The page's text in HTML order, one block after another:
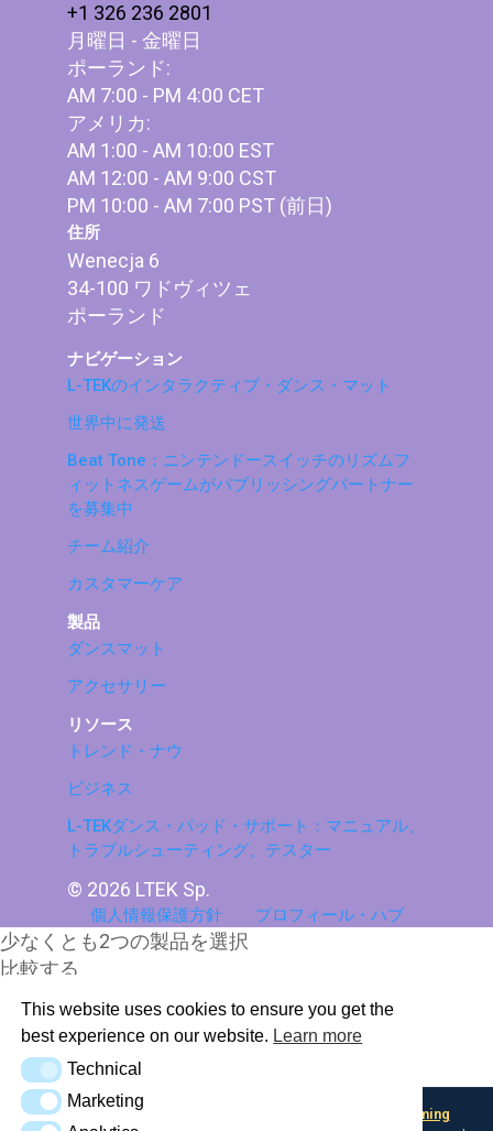
This website uses cookies to ensure you get the
best experience on our website. Learn more
Technical
Technical
Marketing
Marketing
+1 326 236 2801
月曜日 - 金曜日
ポーランド:
AM 7:00 - PM 4:00 CET
アメリカ:
AM 1:00 - AM 10:00 EST
AM 12:00 - AM 9:00 CST
PM 10:00 - AM 7:00 PST (前日)
住所
Wenecja 6
34-100 ワドヴィツェ
ポーランド
ナビゲーション
L-TEKのインタラクティブ・ダンス・マット
世界中に発送
Beat Tone：ニンテンドースイッチのリズムフ
ィットネスゲームがパブリッシングパートナー
を募集中
チーム紹介
カスタマーケア
製品
ダンスマット
アクセサリー
リソース
トレンド・ナウ
ビジネス
L-TEKダンス・パッド・サポート：マニュアル、
トラブルシューティング、テスター
© 2026 LTEK Sp.
個人情報保護方針 プロフィール・ハブ
少なくとも2つの製品を選択
比較する
比較を見る
Looking for input flexibility? Discover
Boulder — L-TEK Gaming